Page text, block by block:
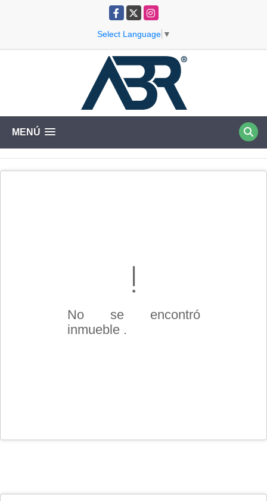
Facebook
X Instagram
Select Language ▼
MENÚ
No se encontró
inmueble .